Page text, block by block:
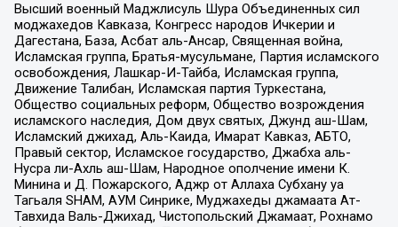
Высший военный Маджлисуль Шура Объединенных сил
моджахедов Кавказа, Конгресс народов Ичкерии и
Дагестана, База, Асбат аль-Ансар, Священная война,
Исламская группа, Братья-мусульмане, Партия исламского
освобождения, Лашкар-И-Тайба, Исламская группа,
Движение Талибан, Исламская партия Туркестана,
Общество социальных реформ, Общество возрождения
исламского наследия, Дом двух святых, Джунд аш-Шам,
Исламский джихад, Аль-Каида, Имарат Кавказ, АБТО,
Правый сектор, Исламское государство, Джабха аль-
Нусра ли-Ахль аш-Шам, Народное ополчение имени К.
Минина и Д. Пожарского, Аджр от Аллаха Субхану уа
Тагьаля SHAM, АУМ Синрике, Муджахеды джамаата Ат-
Тавхида Валь-Джихад, Чистопольский Джамаат, Рохнамо